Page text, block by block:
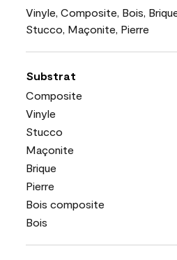
Vinyle, Composite, Bois,
Stucco, Maçonite, Pierre
Substrat
Composite
Vinyle
Stucco
Maçonite
Brique
Pierre
Bois composite
Bois